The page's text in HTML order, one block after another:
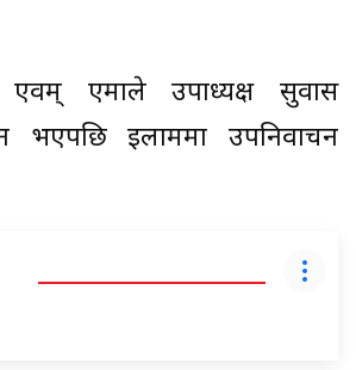
एमाले उपाध्यक्ष सुवास
भएपछि इलाममा उपनिर्वाचन